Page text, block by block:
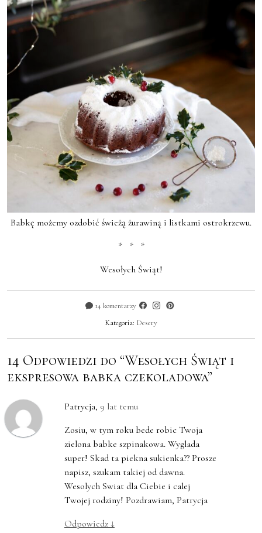
Babkę możemy ozdobić świeżą żurawiną i listkami ostrokrzewu.
* * *
Wesołych Świąt!
14 komentarzy
Kategoria: Desery
14 Odpowiedzi do “Wesołych Świąt i
ekspresowa babka czekoladowa”
Patrycja, 9 lat temu
Zosiu, w tym roku bede robic Twoja
zielona babke szpinakowa. Wyglada
super! Skad ta piekna sukienka?? Prosze
napisz, szukam takiej od dawna.
Wesolych Swiat dla Ciebie i calej
Twojej rodziny! Pozdrawiam, Patrycja
Odpowiedz ↓